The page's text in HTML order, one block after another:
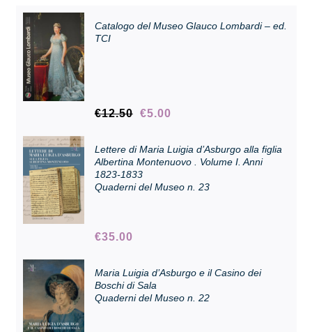
Attività
Pubblicazioni
Contatti e biglietti
Accessibilità
Cerca
Catalogo del Museo Glauco Lombardi – ed.
TCI
€12.50 Il
era:
€12.50.
€5.00Il
è:
Lettere di Maria Luigia d’Asburgo alla figlia
Albertina Montenuovo . Volume I. Anni
1823-1833
Quaderni del Museo n. 23
€35.00
Maria Luigia d’Asburgo e il Casino dei
Boschi di Sala
Quaderni del Museo n. 22